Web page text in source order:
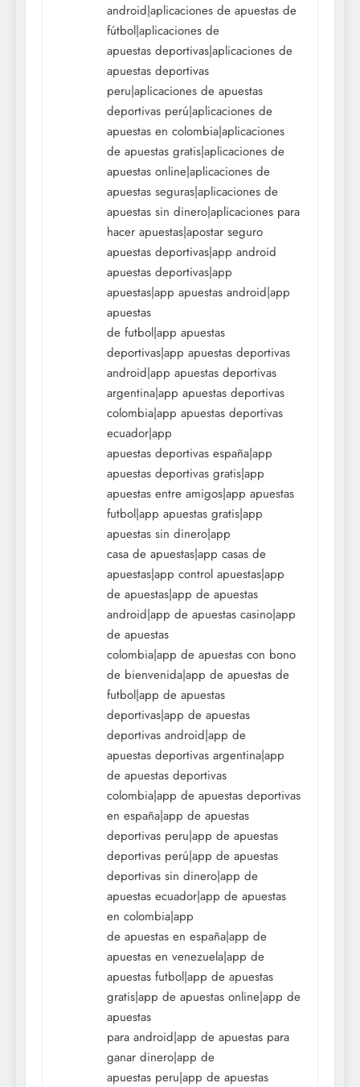
android|aplicaciones de apuestas de
fútbol|aplicaciones de
apuestas deportivas|aplicaciones de
apuestas deportivas
peru|aplicaciones de apuestas
deportivas perú|aplicaciones de
apuestas en colombia|aplicaciones
de apuestas gratis|aplicaciones de
apuestas online|aplicaciones de
apuestas seguras|aplicaciones de
apuestas sin dinero|aplicaciones para
hacer apuestas|apostar seguro
apuestas deportivas|app android
apuestas deportivas|app
apuestas|app apuestas android|app
apuestas
de futbol|app apuestas
deportivas|app apuestas deportivas
android|app apuestas deportivas
argentina|app apuestas deportivas
colombia|app apuestas deportivas
ecuador|app
apuestas deportivas españa|app
apuestas deportivas gratis|app
apuestas entre amigos|app apuestas
futbol|app apuestas gratis|app
apuestas sin dinero|app
casa de apuestas|app casas de
apuestas|app control apuestas|app
de apuestas|app de apuestas
android|app de apuestas casino|app
de apuestas
colombia|app de apuestas con bono
de bienvenida|app de apuestas de
futbol|app de apuestas
deportivas|app de apuestas
deportivas android|app de
apuestas deportivas argentina|app
de apuestas deportivas
colombia|app de apuestas deportivas
en españa|app de apuestas
deportivas peru|app de apuestas
deportivas perú|app de apuestas
deportivas sin dinero|app de
apuestas ecuador|app de apuestas
en colombia|app
de apuestas en españa|app de
apuestas en venezuela|app de
apuestas futbol|app de apuestas
gratis|app de apuestas online|app de
apuestas
para android|app de apuestas para
ganar dinero|app de
apuestas peru|app de apuestas